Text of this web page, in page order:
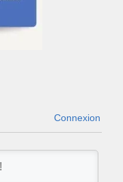
Connexion